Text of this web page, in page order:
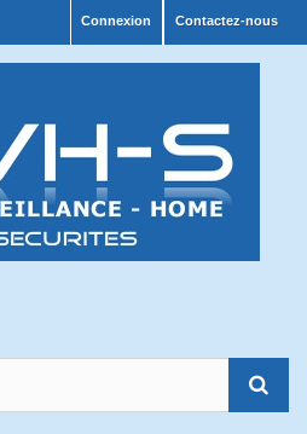
Contactez-nous
Connexion